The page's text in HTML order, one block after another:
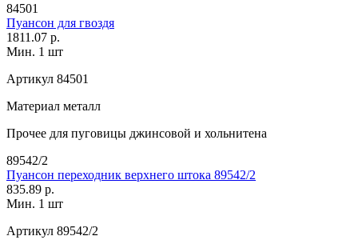
84501
Пуансон для гвоздя
1811.07 р.
Мин. 1 шт
Артикул 84501
Материал металл
Прочее для пуговицы джинсовой и хольнитена
89542/2
Пуансон переходник верхнего штока 89542/2
835.89 р.
Мин. 1 шт
Артикул 89542/2